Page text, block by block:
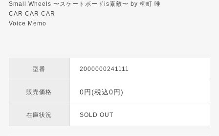
Small Wheels 〜スケートボードis素敵〜 by 柳町 唯
CAR CAR CAR
Voice Memo
型番 2000000241111
販売価格 0円(税込0円)
在庫状況 SOLD OUT